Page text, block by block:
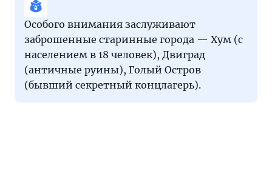
Особого внимания заслуживают
заброшенные старинные города — Хум (с
населением в 18 человек), Двиград
(античные руины), Голый Остров
(бывший секретный концлагерь).